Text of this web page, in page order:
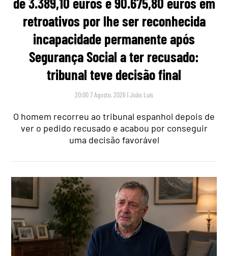
retroativos por lhe ser reconhecida
incapacidade permanente após
Segurança Social a ter recusado:
tribunal teve decisão final
20:00 7 Agosto, 2026 |João Luís
O homem recorreu ao tribunal espanhol depois de
ver o pedido recusado e acabou por conseguir
uma decisão favorável